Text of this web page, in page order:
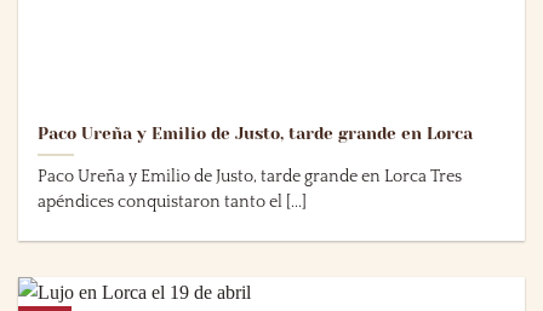
Paco Ureña y Emilio de Justo, tarde grande en Lorca
Paco Ureña y Emilio de Justo, tarde grande en Lorca Tres
apéndices conquistaron tanto el [...]